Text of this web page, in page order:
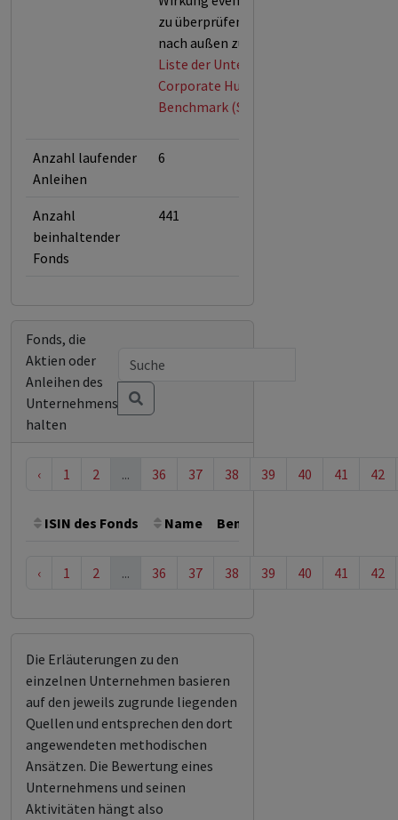
zu überprüfen und transparent
nach außen zu kommunizieren.
Liste der Unternehmen der
Corporate Human Rights
Benchmark (Stand: Mai 2026)
Anzahl laufender
Anleihen
6
Anzahl
beinhaltender
Fonds
441
Fonds, die
Aktien oder
Anleihen des
Unternehmens
halten
‹ 1 2 ... 36 37 38 39 40 41 42
ISIN des Fonds Name Bemerkung
‹ 1 2 ... 36 37 38 39 40 41 42
Die Erläuterungen zu den
einzelnen Unternehmen basieren
auf den jeweils zugrunde liegenden
Quellen und entsprechen den dort
angewendeten methodischen
Ansätzen. Die Bewertung eines
Unternehmens und seinen
Aktivitäten hängt also